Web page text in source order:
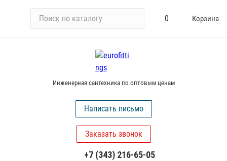
и
0 Корзина
Инженерная сантехника по оптовым ценам
Написать письмо
Заказать звонок
+7 (343) 216-65-05